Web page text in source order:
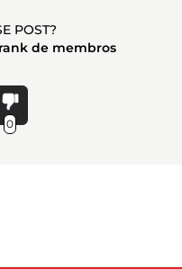
POST?
de membros
0